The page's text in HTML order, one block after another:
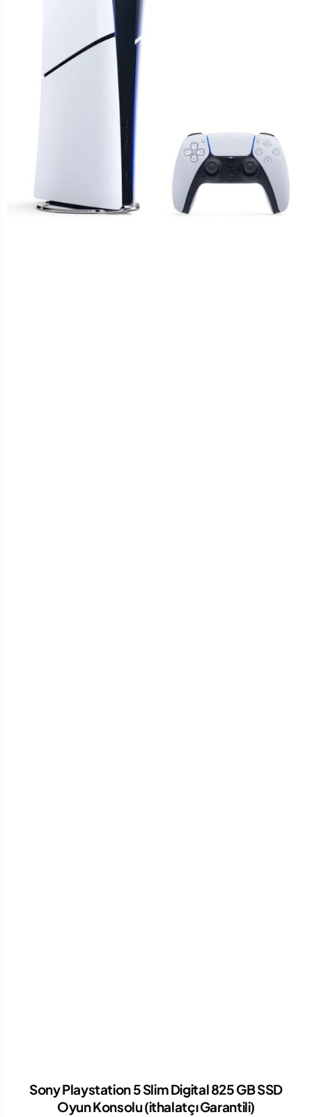
Sony Playstation 5 Slim Digital 825 GB SSD
Oyun Konsolu (ithalatçı Garantili)